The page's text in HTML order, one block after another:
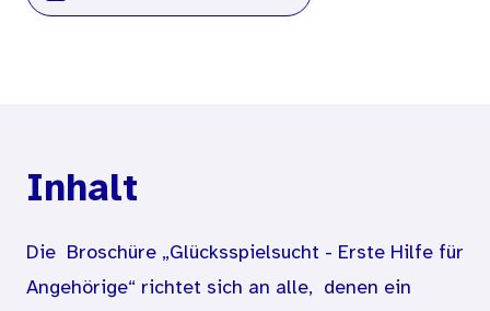
Inhalt
Die Broschüre „Glücksspielsucht - Erste Hilfe für
Angehörige“ richtet sich an alle, denen ein